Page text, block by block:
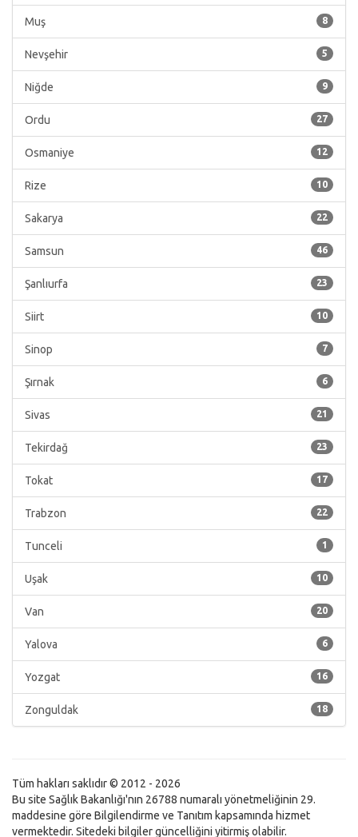
8
Muş
5
Nevşehir
9
Niğde
27
Ordu
12
Osmaniye
10
Rize
22
Sakarya
46
Samsun
23
Şanlıurfa
10
Siirt
7
Sinop
6
Şırnak
21
Sivas
23
Tekirdağ
17
Tokat
22
Trabzon
1
Tunceli
10
Uşak
20
Van
6
Yalova
16
Yozgat
18
Zonguldak
Tüm hakları saklıdır © 2012 - 2026
Bu site Sağlık Bakanlığı'nın 26788 numaralı yönetmeliğinin 29.
maddesine göre Bilgilendirme ve Tanıtım kapsamında hizmet
vermektedir. Sitedeki bilgiler güncelliğini yitirmiş olabilir.